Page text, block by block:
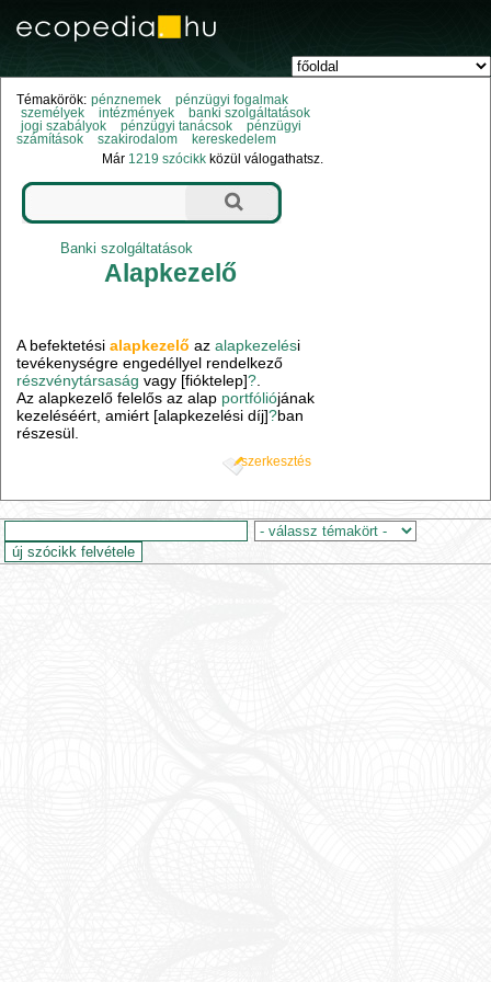
Témakörök: pénznemek
pénzügyi fogalmak
személyek
intézmények
banki szolgáltatások
jogi szabályok
pénzügyi tanácsok
pénzügyi
számítások
szakirodalom
kereskedelem
Már 1219 szócikk közül válogathatsz.
Banki szolgáltatások
Alapkezelő
A befektetésialapkezelőazalapkezelési
tevékenységre engedéllyel rendelkező
részvénytársaság vagy [fióktelep]?
Az alapkezelő felelős az alap portfóliójának
kezeléséért, amiért [alapkezelési díj]?ban
részesül.
szerkesztés